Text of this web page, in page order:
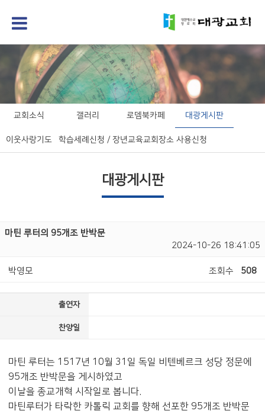
교회소식 갤러리 로뎀북카페 대광게시판
이웃사랑기도 학습세례신청 / 장년교육교회장소 사용신청
대광게시판
마틴 루터의 95개조 반박문
2024-10-26 18:41:05
박영모 조회수 508
출연자
찬양일
마틴 루터는 1517년 10월 31일 독일 비텐베르크 성당 정문에
95개조 반박문을 게시하였고
이날을 종교개혁 시작일로 봅니다.
마틴루터가 타락한 카톨릭 교회를 향해 선포한 95개조 반박문